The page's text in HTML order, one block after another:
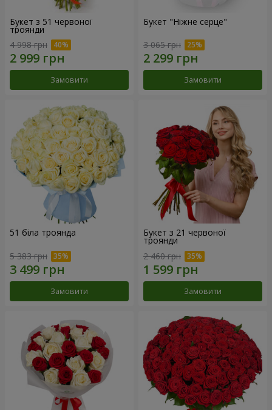
Букет з 51 червоної
троянди
4 998 грн
Замовити
Букет "Ніжне серце"
3 065 грн
Замовити
51 біла троянда
5 383 грн
Замовити
Букет з 21 червоної
троянди
2 460 грн
Замовити